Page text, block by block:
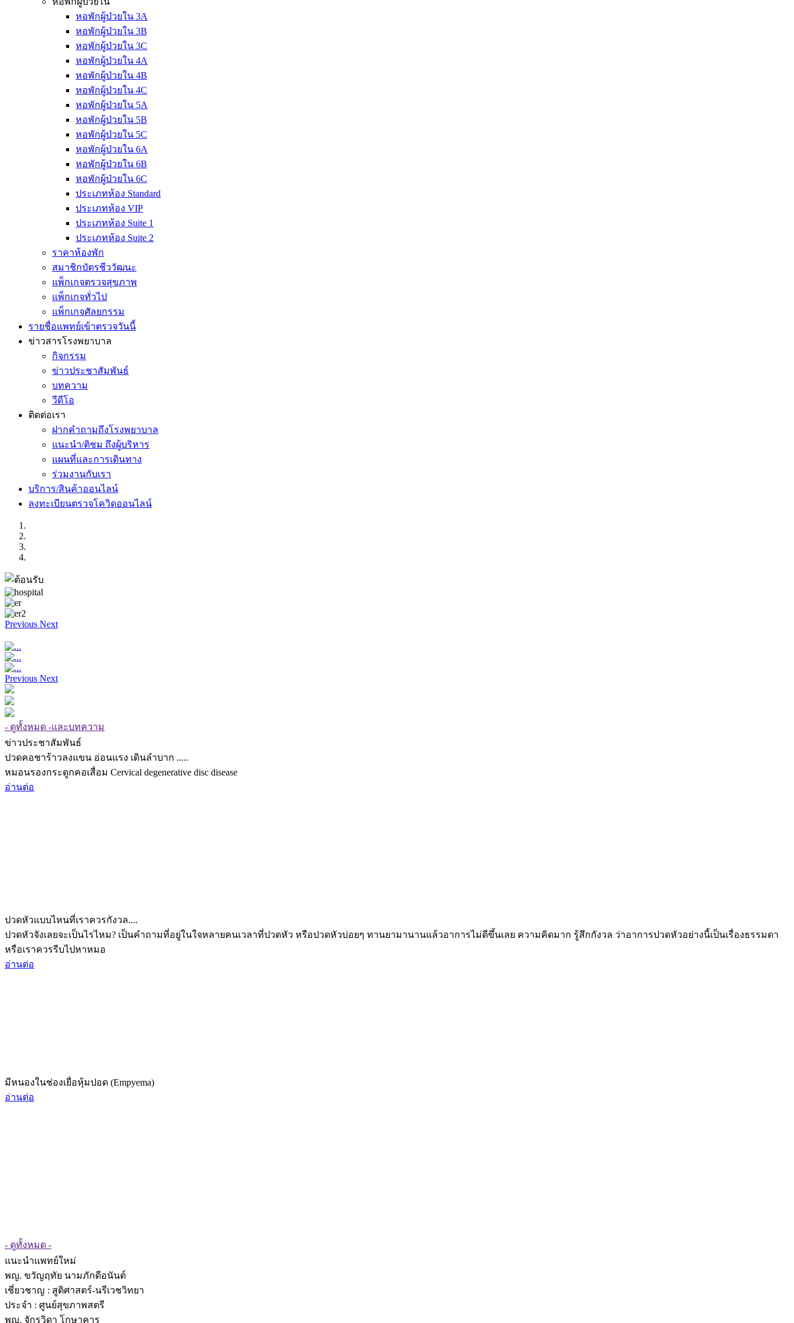
หอพักผู้ป่วยใน 3A
หอพักผู้ป่วยใน 3B
หอพักผู้ป่วยใน 3C
หอพักผู้ป่วยใน 4A
หอพักผู้ป่วยใน 4B
หอพักผู้ป่วยใน 4C
หอพักผู้ป่วยใน 5A
หอพักผู้ป่วยใน 5B
หอพักผู้ป่วยใน 5C
หอพักผู้ป่วยใน 6A
หอพักผู้ป่วยใน 6B
หอพักผู้ป่วยใน 6C
ประเภทห้อง Standard
ประเภทห้อง VIP
ประเภทห้อง Suite 1
ประเภทห้อง Suite 2
ราคาห้องพัก
สมาชิกบัตรชีววัฒนะ
แพ็กเกจตรวจสุขภาพ
แพ็กเกจทั่วไป
แพ็กเกจศัลยกรรม
รายชื่อแพทย์เข้าตรวจวันนี้
ข่าวสารโรงพยาบาล
กิจกรรม
ข่าวประชาสัมพันธ์
บทความ
วีดีโอ
ติดต่อเรา
ฝากคำถามถึงโรงพยาบาล
แนะนำ/ติชม ถึงผู้บริหาร
แผนที่และการเดินทาง
ร่วมงานกับเรา
บริการ/สินค้าออนไลน์
ลงทะเบียนตรวจโควิดออนไลน์
Previous Next
Previous Next
- ดูทั้งหมด -และบทความ
ข่าวประชาสัมพันธ์
ปวดคอชาร้าวลงแขน อ่อนแรง เดินลำบาก .....
หมอนรองกระดูกคอเสื่อม Cervical degenerative disc disease
อ่านต่อ
ปวดหัวแบบไหนที่เราควรกังวล....
ปวดหัวจังเลยจะเป็นไรไหม? เป็นคำถามที่อยู่ในใจหลายคนเวลาที่ปวดหัว หรือปวดหัวบ่อยๆ ทานยามานานแล้วอาการไม่ดีขึ้นเลย ความคิดมาก รู้สึกกังวล ว่าอาการปวดหัวอย่างนี้เป็นเรื่องธรรมดา
หรือเราควรรีบไปหาหมอ
อ่านต่อ
มีหนองในช่องเยื่อหุ้มปอด (Empyema)
อ่านต่อ
- ดูทั้งหมด -
แนะนำแพทย์ใหม่
พญ. ขวัญฤทัย นามภักดีอนันต์
เชี่ยวชาญ : สูติศาสตร์-นรีเวชวิทยา
ประจำ : ศูนย์สุขภาพสตรี
พญ. จักรวิดา โกษาคาร